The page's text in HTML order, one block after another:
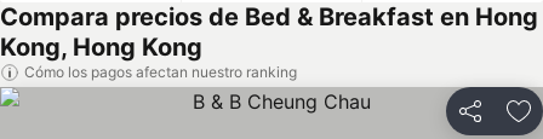
Compara precios de Bed & Breakfast en Hong
Kong, Hong Kong
Cómo los pagos afectan nuestro ranking
Compartir